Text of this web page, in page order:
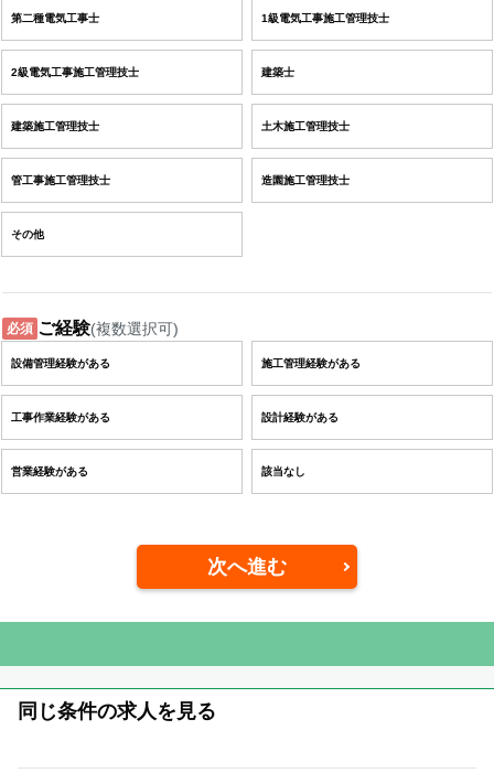
第二種電気工事士 1級電気工事施工管理技士
2級電気工事施工管理技士 建築士
建築施工管理技士 土木施工管理技士
管工事施工管理技士 造園施工管理技士
その他
必須 ご経験(複数選択可)
設備管理経験がある 施工管理経験がある
工事作業経験がある 設計経験がある
営業経験がある 該当なし
次へ進む
同じ条件の求人を見る